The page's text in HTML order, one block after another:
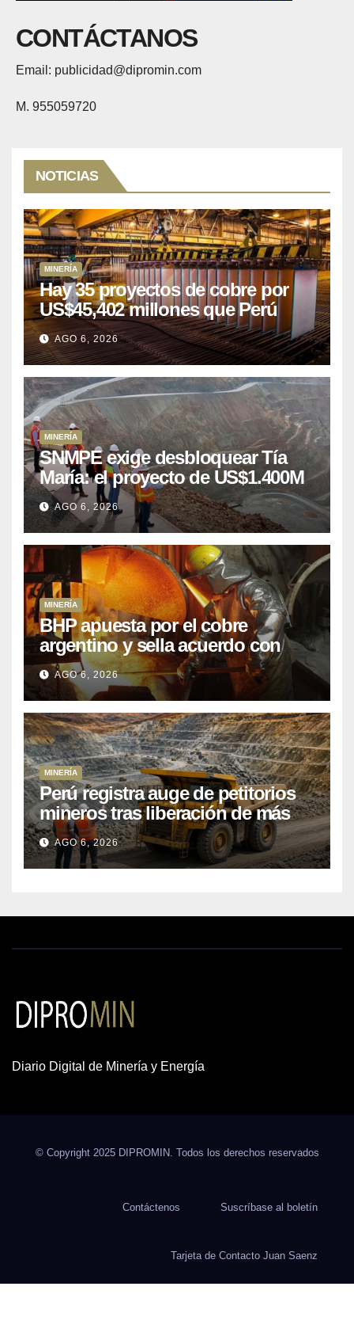
CONTÁCTANOS
Email: publicidad@dipromin.com
M. 955059720
NOTICIAS
MINERÍA
Hay 35 proyectos de cobre por
US$45,402 millones que Perú
puede aprovechar
AGO 6, 2026
MINERÍA
SNMPE exige desbloquear Tía
María: el proyecto de US$1.400M
que Perú lleva 15 años
posponiendo
AGO 6, 2026
MINERÍA
BHP apuesta por el cobre
argentino y sella acuerdo con
Kobrea para siete proyecto
AGO 6, 2026
MINERÍA
Perú registra auge de petitorios
mineros tras liberación de más
de mil concesiones para explorar
cobre y oro
AGO 6, 2026
Diario Digital de Minería y Energía
© Copyright 2025 DIPROMIN. Todos los derechos reservados
Contáctenos Suscríbase al boletín
Tarjeta de Contacto Juan Saenz